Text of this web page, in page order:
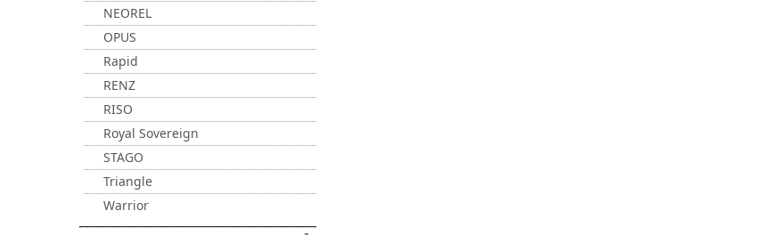
NEOREL
OPUS
Rapid
RENZ
RISO
Royal Sovereign
STAGO
Triangle
Warrior